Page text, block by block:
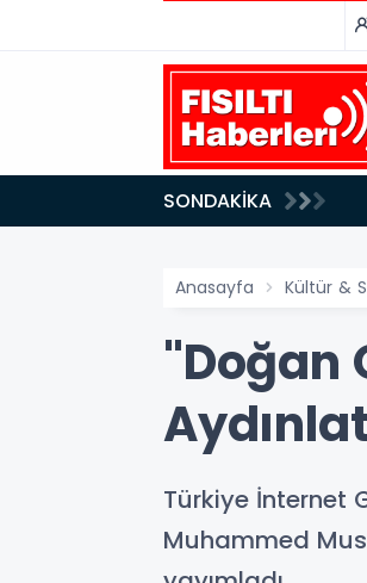
SONDAKİKA
Anasayfa Kültür &
"Doğan
Türkiye İnternet
Muhammed